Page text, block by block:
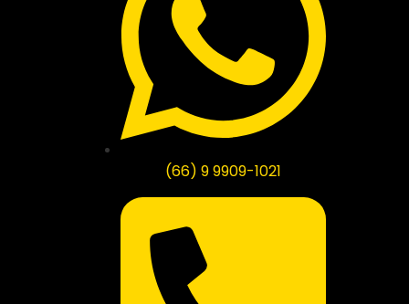
(66) 9 9909-1021